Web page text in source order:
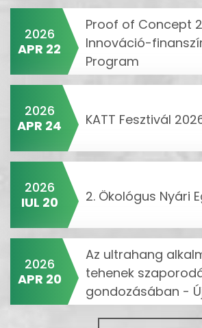
2026
APR 22
Proof of Concept
Innováció-
Program
2026
APR 24
KATT Fesztivál
2026
IUL 20
2. Ökológus Nyári
2026
APR 20
Az ultrahang
tehenek
gondozásában -